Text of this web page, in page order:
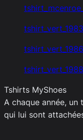
tshirt_vert_1983
tshirt_vert_1986
tshirt_vert_1988
Tshirts MyShoes
A chaque année,
qui lui sont